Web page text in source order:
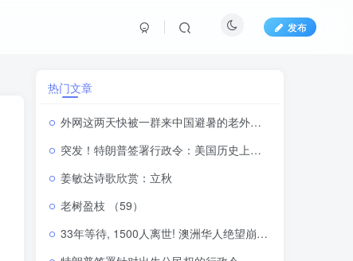
发布
热门文章
外网这两天快被一群来中国避暑的老外刷屏了
突发！特朗普签署行政令：美国历史上首次禁止“生育旅游”！
姜敏达诗歌欣赏：立秋
老树盈枝 （59）
33年等待, 1500人离世! 澳洲华人绝望崩溃! 工党内部矛盾, 新移民政策引发大问题